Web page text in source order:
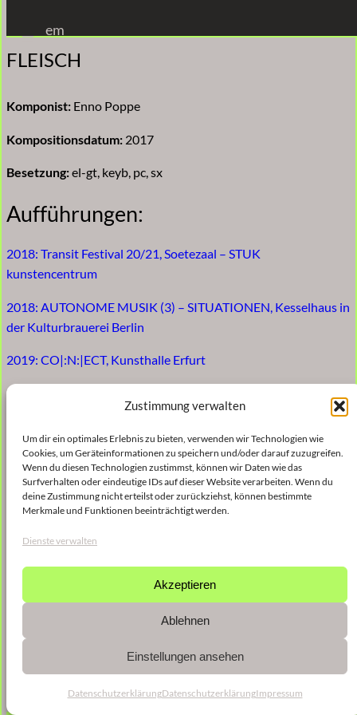
Zustimmung verwalten
Um dir ein optimales Erlebnis zu bieten, verwenden wir Technologien wie
Cookies, um Geräteinformationen zu speichern und/oder darauf zuzugreifen.
Wenn du diesen Technologien zustimmst, können wir Daten wie das
Surfverhalten oder eindeutige IDs auf dieser Website verarbeiten. Wenn du
deine Zustimmung nicht erteilst oder zurückziehst, können bestimmte
Merkmale und Funktionen beeinträchtigt werden.
Dienste verwalten
Akzeptieren
Ablehnen
Einstellungen ansehen
DatenschutzerklärungDatenschutzerklärungImpressum
Inhalt
springen
em
FLEISCH
Komponist: Enno Poppe
Kompositionsdatum: 2017
Besetzung:el-gt, keyb, pc, sx
Aufführungen:
2018: Transit Festival 20/21, Soetezaal – STUK
kunstencentrum
2018: AUTONOME MUSIK (3) – SITUATIONEN, Kesselhaus in
der Kulturbrauerei Berlin
2019: CO|:N:|ECT, Kunsthalle Erfurt
2021: Lange Nacht der Neuen Musik – Robert Schumann
Hochschule Düsseldorf, Robert Schumann Hochschule
2024: Acht Brücken, WDR Funkhaus
2025: Weit!, Pädagogische Hochschule, Aula